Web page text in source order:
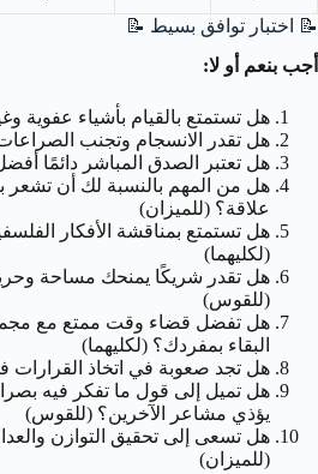
📝 اختبار توافق بسيط 📝
أجب بنعم أو لا:
هل تستمتع بالقيام بأشياء
هل تقدر الانسجام وتجنب
هل تعتبر الصدق المباشر دائمًا
هل من المهم بالنسبة لك أن تشعر
علاقة؟ (للميزان)
هل تستمتع بمناقشة الأفكار
(لكليهما)
هل تقدر شريكًا يمنحك مساحة
(للقوس)
هل تفضل قضاء وقت ممتع مع
البقاء بمفردك؟ (لكليهما)
هل تجد صعوبة في اتخاذ القرارات
هل تميل إلى قول ما تفكر فيه
يؤذي مشاعر الآخرين؟ (للقوس)
هل تسعى إلى تحقيق التوازن
(للميزان)